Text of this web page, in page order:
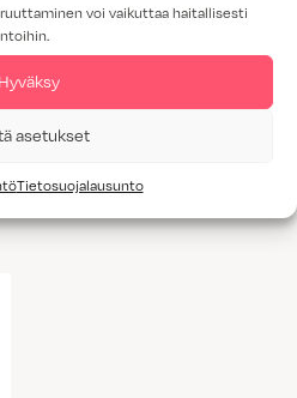
voi vaikuttaa haitallisesti
Hyväksy
asetukset
Tietosuojalausuntomatta